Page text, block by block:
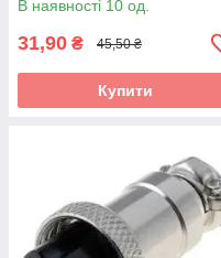
В наявності 10 од.
31,90 ₴ 45,50 ₴
Купити